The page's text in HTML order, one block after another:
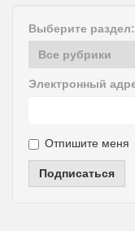
Выберите раздел:
Электронный
Отпишите меня
Подписаться